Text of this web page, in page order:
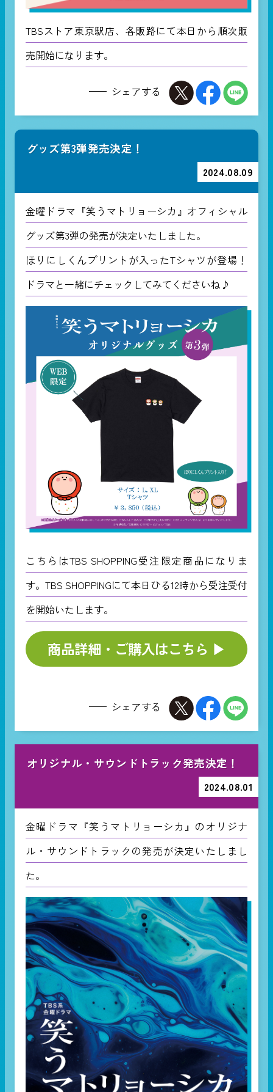
TBSストア東京駅店、各販路にて本日から順次販
売開始になります。
シェアする
グッズ第3弾発売決定！
2024.08.09
金曜ドラマ『笑うマトリョーシカ』オフィシャル
グッズ第3弾の発売が決定いたしました。
ほりにしくんプリントが入ったTシャツが登場！
ドラマと一緒にチェックしてみてくださいね♪
こちらはTBS SHOPPING受注限定商品になりま
す。TBS SHOPPINGにて本日ひる12時から受注受付
を開始いたします。
商品詳細・ご購入はこちら ▶︎
シェアする
オリジナル・サウンドトラック発売決定！
2024.08.01
金曜ドラマ『笑うマトリョーシカ』のオリジナ
ル・サウンドトラックの発売が決定いたしまし
た。